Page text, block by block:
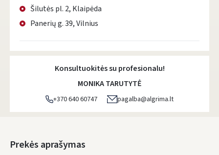
Šilutės pl. 2, Klaipėda
Panerių g. 39, Vilnius
Konsultuokitės su profesionalu!
MONIKA TARUTYTĖ
+370 640 60747 pagalba@algrima.lt
Prekės aprašymas